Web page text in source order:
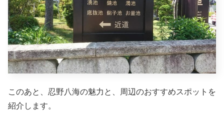
このあと、忍野八海の魅力と、周辺のおすすめスポットを
紹介します。